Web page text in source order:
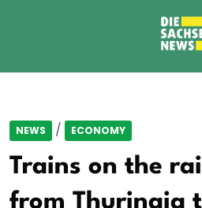
NEWS / ECONOMY
Trains on the
from Thuringia